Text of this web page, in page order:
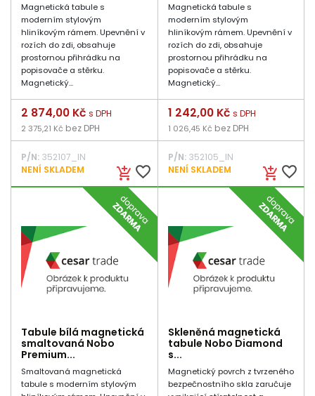
Magnetická tabule s
moderním stylovým
hliníkovým rámem. Upevnění v
rozích do zdi, obsahuje
prostornou přihrádku na
popisovače a stěrku.
Magnetický...
add_shopping_cart favorite_border
Cena
2 874,00 Kč s DPH
2 375,21 Kč bez DPH
P/N: 352107_IN
NENÍ SKLADEM
Magnetická tabule s
moderním stylovým
hliníkovým rámem. Upevnění v
rozích do zdi, obsahuje
prostornou přihrádku na
popisovače a stěrku.
Magnetický...
add_shopping_cart favorite_border
Cena
1 242,00 Kč s DPH
1 026,45 Kč bez DPH
P/N:352105_IN
NENÍ SKLADEM
Tabule bílá magnetická
smaltovaná Nobo
Premium...
Smaltovaná magnetická
tabule s moderním stylovým
Skleněná magnetická
tabule Nobo Diamond
s...
Magnetický povrch z tvrzeného
bezpečnostního skla zaručuje